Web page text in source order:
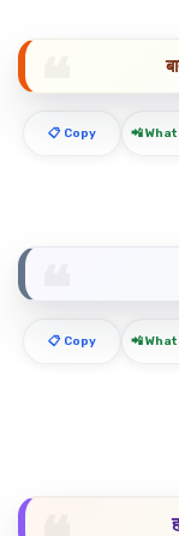
📋 Copy 📲
📋 Copy 📲